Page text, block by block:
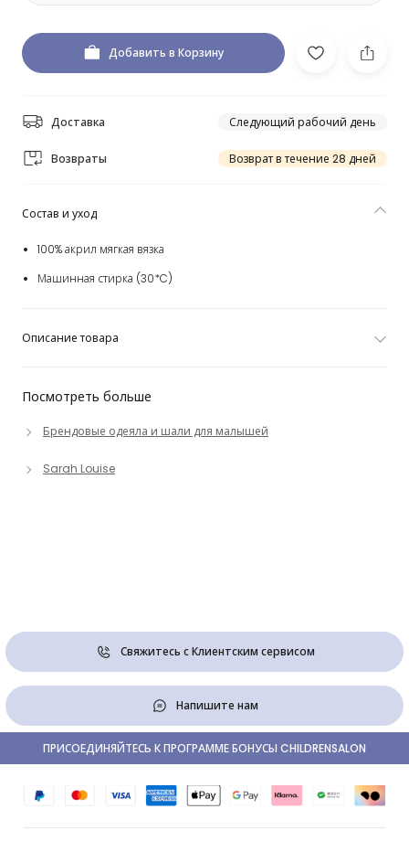
Добавить в Корзину
Доставка Следующий рабочий день
Возвраты Возврат в течение 28 дней
Посмотреть больше
Брендовые одеяла и шали для малышей
Sarah Louise
Состав и уход
100% акрил мягкая вязка
Машинная стирка (30*C)
Описание товара
Свяжитесь с Клиентским сервисом
Напишите нам
ПРИСОЕДИНЯЙТЕСЬ К ПРОГРАММЕ БОНУСЫ CHILDRENSALON